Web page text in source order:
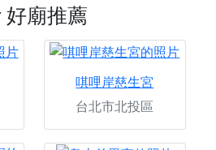
好廟推薦
唭哩岸慈生宮
台北市北投區